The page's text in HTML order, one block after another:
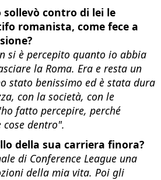
contro di lei le
romanista, come fece a
si è percepito quanto io abbia
la Roma. Era e resta un
stato benissimo ed è stata dura
con la società, con le
fatto percepire, perché
dentro".
della sua carriera finora?
di Conference League una
della mia vita. Poi gli